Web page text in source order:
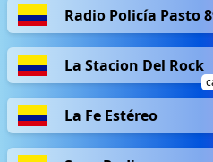
Radio Policía Pasto
La Stacion Del Rock
La Fe Estéreo